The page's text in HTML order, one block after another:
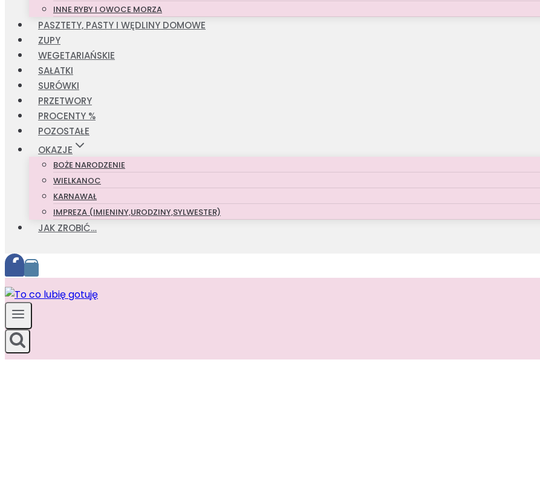
INNE RYBY I OWOCE MORZA
PASZTETY, PASTY I WĘDLINY DOMOWE
ZUPY
WEGETARIAŃSKIE
SAŁATKI
SURÓWKI
PRZETWORY
PROCENTY %
POZOSTAŁE
OKAZJE
BOŻE NARODZENIE
WIELKANOC
KARNAWAŁ
IMPREZA (IMIENINY,URODZINY,SYLWESTER)
JAK ZROBIĆ…